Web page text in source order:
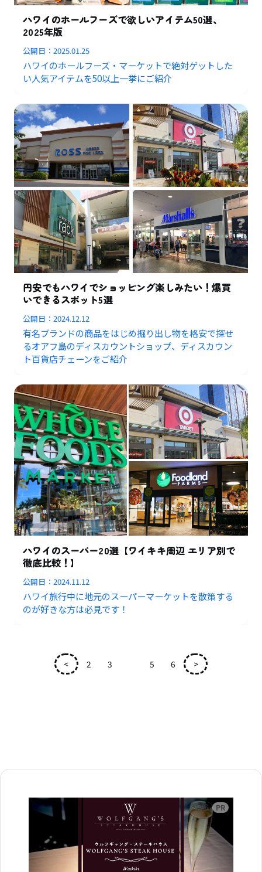
ハワイのホールフーズで欲しいアイテム50選、
2025年版
公開日：2025.01.25
ハワイのホールフーズ・マーケットで絶対ゲットした
い人気アイテムを50以上一挙にご紹介
円安でもハワイでショッピング楽しみたい！爆買
いできるスポット5選
公開日：2024.12.12
有名ブランドの商品をはじめ掘り出し物を格安で探せ
るオアフ島のディスカウントショップ、ディスカウン
ト百貨店チェーンをご紹介
ハワイのスーパー20選【ワイキキ周辺 エリア別で
徹底比較！】
公開日：2024.11.12
ハワイ旅行中に地元のスーパーマーケットを散策する
のが好きな方は必見です！
< 2 3 5 6 >
広告